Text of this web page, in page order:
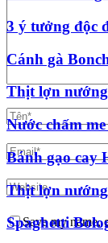
Save my name,